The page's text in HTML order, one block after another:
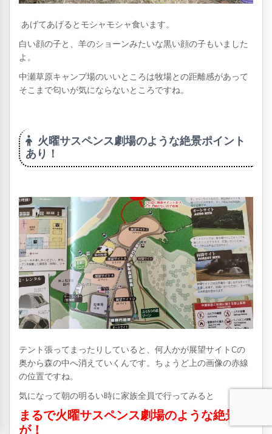
あげてあげるとモシャモシャ食います。
白い顔の子と、羊のショーンみたいな黒い顔の子もいました
よ。
中瀬草原キャンプ場のいいところは牧場との距離感があって
そこまで匂いが気にならないところですね。
火曜サスペンス劇場のような絶景ポイント
あり！
テント張ってまったりしていると、何人かが展望サイトCの
奥から森の中へ消えていくんです。ちょうど上の画像の赤線
の位置ですね。
気になって朝の明るい時に家族全員で行ってみると
まるで火曜サスペンス劇場のような絶景
が！